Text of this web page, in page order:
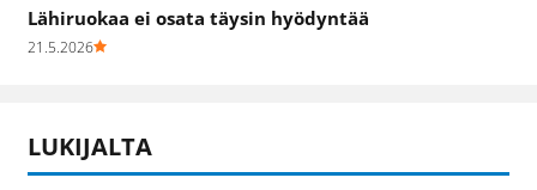
Lähiruokaa ei osata täysin hyödyntää
21.5.2026
LUKIJALTA